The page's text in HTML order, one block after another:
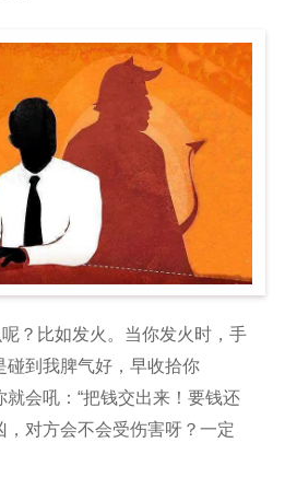
？比如发火。当你发火时，手
碰到我脾气好，早收拾你
就会吼：“把钱交出来！要钱还
，对方会不会受伤害呀？一定